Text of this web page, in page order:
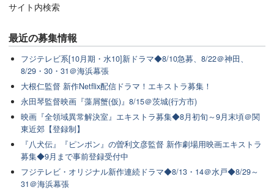
サイト内検索
最近の募集情報
フジテレビ系[10月期・水10]新ドラマ◆8/10急募、8/22＠神田、
8/29・30・31＠海浜幕張
大根仁監督 新作Netflix配信ドラマ！エキストラ募集！
永田琴監督映画『藻屑蟹(仮)』8/15＠茨城(行方市)
映画『全領域異常解決室』エキストラ募集◆8月初旬～9月末頃＠関
東近郊【登録制】
『八犬伝』『ピンポン』の曽利文彦監督 新作劇場用映画エキストラ
募集◆9月まで事前登録受付中
フジテレビ・オリジナル新作連続ドラマ◆8/13・14＠水戸◆8/29～
31＠海浜幕張